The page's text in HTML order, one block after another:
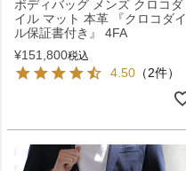
ボディバッグ メンズ クロコダ
イル マット 本革 『クロコダイ
ル保証書付き』 4FA
¥151,800税込
4.50 （2件）